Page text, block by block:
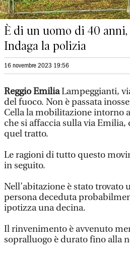
È di un uomo di 40
Indaga la polizia
16 novembre 2023 19:56
Reggio EmiliaLampeggianti,
del fuoco. Non è passata
Cella la mobilitazione intorno
che si affaccia sulla via Emilia,
quel tratto.
Le ragioni di tutto questo
in seguito.
Nell’abitazione è stato trovato
persona deceduta
ipotizza una decina.
Il rinvenimento è avvenuto
sopralluogo è durato fino alla